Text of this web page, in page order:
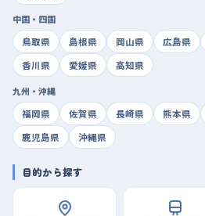
中国・四国
鳥取県
島根県 岡山県 広島県
香川県
愛媛県 高知県
九州・沖縄
福岡県
佐賀県 長崎県 熊本県
鹿児島県
沖縄県
目的から探す